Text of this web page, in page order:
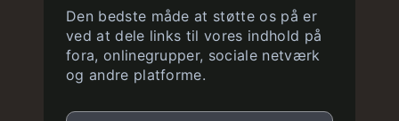
Den bedste måde at støtte os på er
ved at dele links til vores indhold på
fora, onlinegrupper, sociale netværk
og andre platforme.